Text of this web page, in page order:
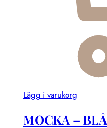
Lägg i varukorg
MOCKA – BLÅ